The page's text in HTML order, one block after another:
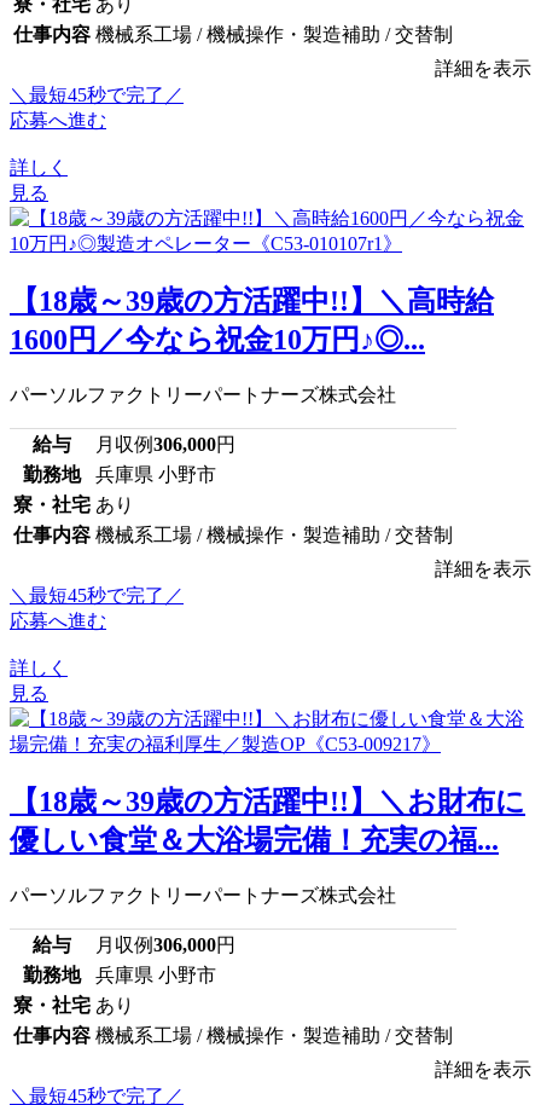
寮・社宅 あり
仕事内容 機械系工場 / 機械操作・製造補助 / 交替制
詳細を表示
＼最短45秒で完了／
応募へ進む
詳しく
見る
【18歳～39歳の方活躍中!!】＼高時給
1600円／今なら祝金10万円♪◎...
パーソルファクトリーパートナーズ株式会社
給与 月収例306,000円
勤務地
兵庫県 小野市
寮・社宅 あり
仕事内容 機械系工場 / 機械操作・製造補助 / 交替制
詳細を表示
＼最短45秒で完了／
応募へ進む
詳しく
見る
【18歳～39歳の方活躍中!!】＼お財布に
優しい食堂＆大浴場完備！充実の福...
パーソルファクトリーパートナーズ株式会社
給与 月収例306,000円
勤務地
兵庫県 小野市
寮・社宅 あり
仕事内容 機械系工場 / 機械操作・製造補助 / 交替制
詳細を表示
＼最短45秒で完了／